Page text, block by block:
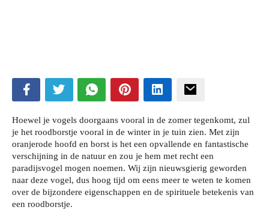
Hoewel je vogels doorgaans vooral in de zomer tegenkomt, zul
je het roodborstje vooral in de winter in je tuin zien. Met zijn
oranjerode hoofd en borst is het een opvallende en fantastische
verschijning in de natuur en zou je hem met recht een
paradijsvogel mogen noemen. Wij zijn nieuwsgierig geworden
naar deze vogel, dus hoog tijd om eens meer te weten te komen
over de bijzondere eigenschappen en de spirituele betekenis van
een roodborstje.